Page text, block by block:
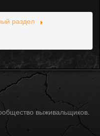
раздел
выживальщиков.